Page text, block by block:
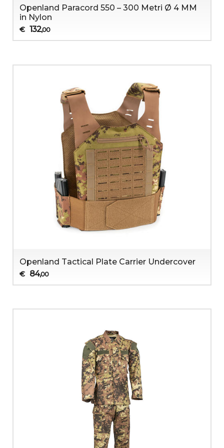
Openland Paracord 550 – 300 Metri Ø 4 MM
in Nylon
€ 132,00
Openland Tactical Plate Carrier Undercover
€ 84,00